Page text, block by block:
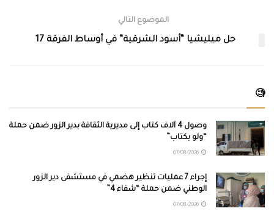
الموضوع التالي
حل ميليشيا “أسود الشرقية” في أوساط الفرقة 17
🧐
وصول 4 آلاف كتاب إلى مديرية الثقافة بدير الزور ضمن حملة
“ولو بكتاب”
إجراء 7 عمليات تنظير هضمي في مستشفى دير الزور
الوطني ضمن حملة “شفاء 4”